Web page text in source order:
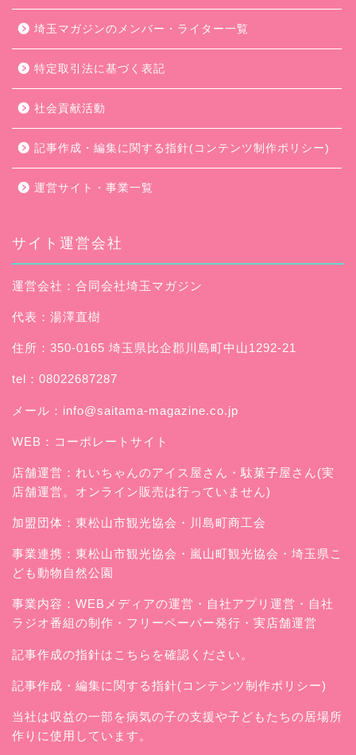
埼玉マガジンのメンバー・ライター一覧
特定取引法に基づく表記
社会貢献活動
記事作成・編集に関する指針(コンテンツ制作ポリシー)
運営サイト・事業一覧
サイト運営会社
運営会社：合同会社埼玉マガジン
代表：湯澤直樹
住所：350-0165 埼玉県比企郡川島町中山1292-21
tel：08022687287
メール： info@saitama-magazine.co.jp
WEB： コーポレートサイト
店舗運営： れいちゃんのアイス屋さん ・駄菓子屋さん(実
店舗運営。オンライン販売は行っていません)
加盟団体：東松山市観光協会・川島町商工会
事業連携：東松山市観光協会・嵐山町観光協会・埼玉県こ
ども動物自然公園
事業内容：WEBメディアの運営・自社アプリ運営・自社
ラジオ番組の制作・フリーペーパー発行・実店舗運営
記事作成の指針はこちらを確認ください。
記事作成・編集に関する指針(コンテンツ制作ポリシー)
当社は収益の一部を病気の子の支援や子どもたちの居場所
作りに使用しています。